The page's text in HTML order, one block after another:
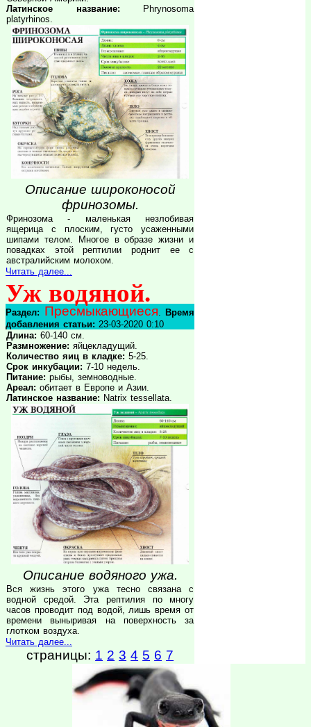
Латинское название: Phrynosoma
platyrhinos.
Описание широконосой
фринозомы.
Фринозома - маленькая незлобивая
ящерица с плоским, густо усаженными
шипами телом. Многое в образе жизни и
повадках этой рептилии роднит ее с
австралийским молохом.
Читать далее...
Уж водяной.
Раздел: Пресмыкающиеся
Время
добавления статьи: 23-03-2020 0:10
Длина: 60-140 см.
Размножение: яйцекладущий.
Количество яиц в кладке: 5-25.
Срок инкубации: 7-10 недель.
Питание: рыбы, земноводные.
Ареал: обитает в Европе и Азии.
Латинское название: Natrix tessellata.
Описание водяного ужа.
Вся жизнь этого ужа тесно связана с
водной средой. Эта рептилия по многу
часов проводит под водой, лишь время от
времени выныривая на поверхность за
глотком воздуха.
Читать далее...
страницы: 1 2 3 4 5 6 7